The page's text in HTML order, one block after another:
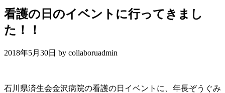
看護の日のイベントに行ってきまし
た！！
2018年5月30日 by collaboruadmin
石川県済生会金沢病院の看護の日イベントに、年長ぞうぐみ